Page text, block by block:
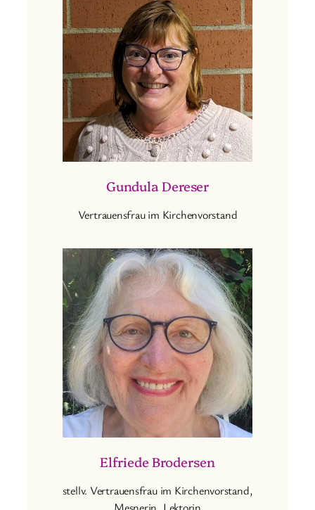
Gundula Dereser
Vertrauensfrau im Kirchenvorstand
Elfriede Brodersen
stellv. Vertrauensfrau im Kirchenvorstand,